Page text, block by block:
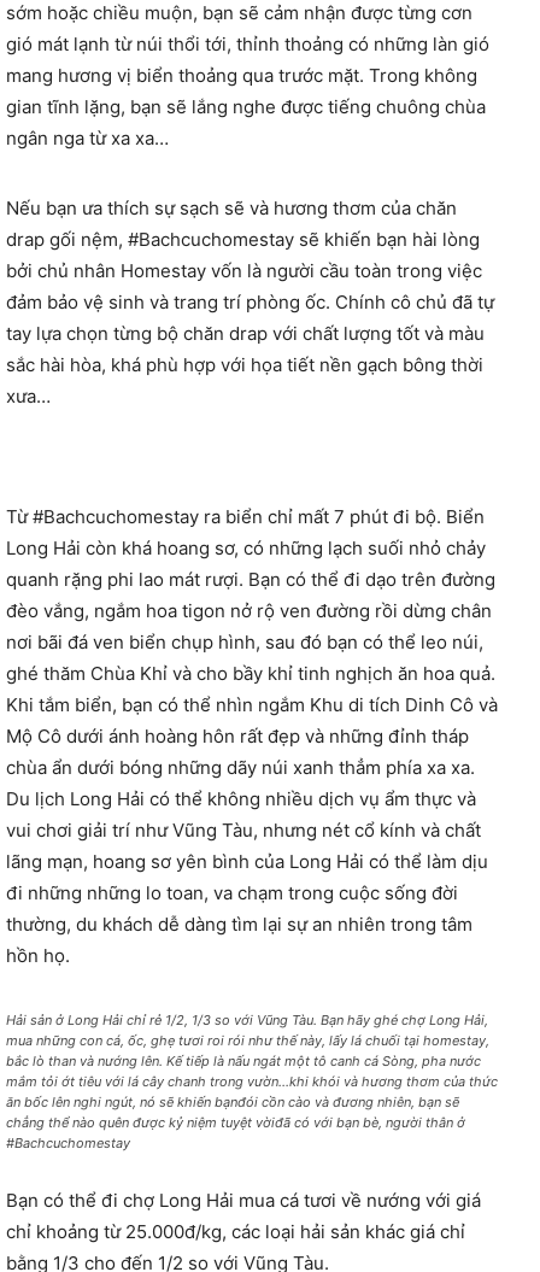
sớm hoặc chiều muộn, bạn sẽ cảm nhận được từng cơn
gió mát lạnh từ núi thổi tới, thỉnh thoảng có những làn gió
mang hương vị biển thoảng qua trước mặt. Trong không
gian tĩnh lặng, bạn sẽ lắng nghe được tiếng chuông chùa
ngân nga từ xa xa…
Nếu bạn ưa thích sự sạch sẽ và hương thơm của chăn
drap gối nệm, #Bachcuchomestay sẽ khiến bạn hài lòng
bởi chủ nhân Homestay vốn là người cầu toàn trong việc
đảm bảo vệ sinh và trang trí phòng ốc. Chính cô chủ đã tự
tay lựa chọn từng bộ chăn drap với chất lượng tốt và màu
sắc hài hòa, khá phù hợp với họa tiết nền gạch bông thời
xưa…
Từ #Bachcuchomestay ra biển chỉ mất 7 phút đi bộ. Biển
Long Hải còn khá hoang sơ, có những lạch suối nhỏ chảy
quanh rặng phi lao mát rượi. Bạn có thể đi dạo trên đường
đèo vắng, ngắm hoa tigon nở rộ ven đường rồi dừng chân
nơi bãi đá ven biển chụp hình, sau đó bạn có thể leo núi,
ghé thăm Chùa Khỉ và cho bầy khỉ tinh nghịch ăn hoa quả.
Khi tắm biển, bạn có thể nhìn ngắm Khu di tích Dinh Cô và
Mộ Cô dưới ánh hoàng hôn rất đẹp và những đỉnh tháp
chùa ẩn dưới bóng những dãy núi xanh thẳm phía xa xa.
Du lịch Long Hải có thể không nhiều dịch vụ ẩm thực và
vui chơi giải trí như Vũng Tàu, nhưng nét cổ kính và chất
lãng mạn, hoang sơ yên bình của Long Hải có thể làm dịu
đi những những lo toan, va chạm trong cuộc sống đời
thường, du khách dễ dàng tìm lại sự an nhiên trong tâm
hồn họ.
Hải sản ở Long Hải chỉ rẻ 1/2, 1/3 so với Vũng Tàu. Bạn hãy ghé chợ Long Hải,
mua những con cá, ốc, ghẹ tươi roi rói như thế này, lấy lá chuối tại homestay,
bắc lò than và nướng lên. Kế tiếp là nấu ngát một tô canh cá Sòng, pha nước
mắm tỏi ớt tiêu với lá cây chanh trong vườn…khi khói và hương thơm của thức
ăn bốc lên nghi ngút, nó sẽ khiến bạnđói cồn cào và đương nhiên, bạn sẽ
chẳng thể nào quên được kỷ niệm tuyệt vờiđã có với bạn bè, người thân ở
#Bachcuchomestay
Bạn có thể đi chợ Long Hải mua cá tươi về nướng với giá
chỉ khoảng từ 25.000đ/kg, các loại hải sản khác giá chỉ
bằng 1/3 cho đến 1/2 so với Vũng Tàu.